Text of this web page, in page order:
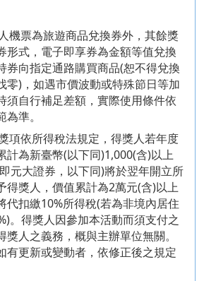
機票為旅遊商品兌換券外，其餘獎
形式，電子即享券為金額等值兌換
券向指定通路購買商品(恕不得兌換
零)，如遇市價波動或特殊節日等加
須自行補足差額，實際使用條件依
準。
項依所得稅法規定，得獎人若年度
計為新臺幣(以下同)1,000(含)以上
元大證券，以下同)將於翌年開立所
得獎人，價值累計為2萬元(含)以上
代扣繳10%所得稅(若為非境內居住
。得獎人因參加本活動而須支付之
獎人之義務，概與主辦單位無關。
有更新或變動者，依修正後之規定